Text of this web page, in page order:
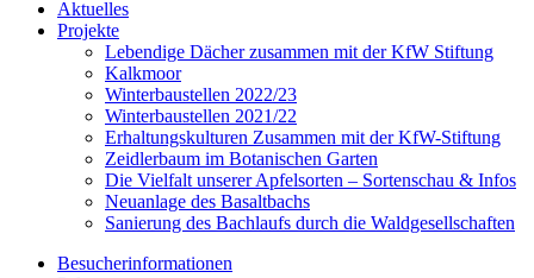
Aktuelles
Projekte
Lebendige Dächer zusammen mit der KfW Stiftung
Kalkmoor
Winterbaustellen 2022/23
Winterbaustellen 2021/22
Erhaltungskulturen Zusammen mit der KfW-Stiftung
Zeidlerbaum im Botanischen Garten
Die Vielfalt unserer Apfelsorten – Sortenschau & Infos
Neuanlage des Basaltbachs
Sanierung des Bachlaufs durch die Waldgesellschaften
Besucherinformationen